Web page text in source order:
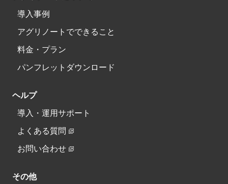
導入事例
アグリノートでできること
料金・プラン
パンフレットダウンロード
ヘルプ
導入・運用サポート
よくある質問
お問い合わせ
その他